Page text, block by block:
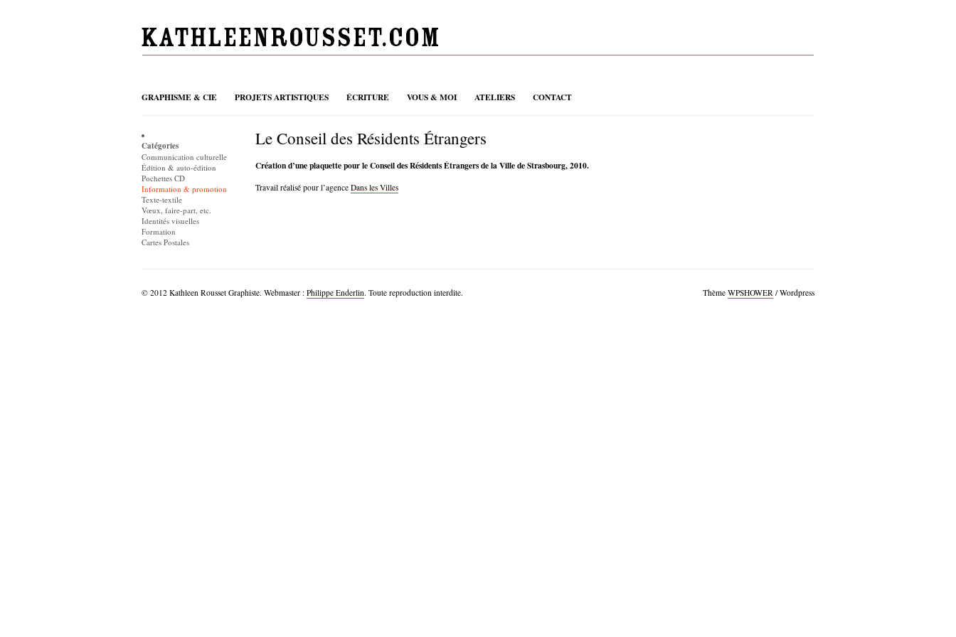
GRAPHISME & CIE PROJETS ARTISTIQUES ÉCRITURE VOUS & MOI ATELIERS CONTACT
Catégories
Communication culturelle
Édition & auto-édition
Pochettes CD
Information & promotion
Texte-textile
Vœux, faire-part, etc.
Identités visuelles
Formation
Cartes Postales
Le Conseil des Résidents Étrangers
Création d’une plaquette pour le Conseil des Résidents Étrangers de la Ville de Strasbourg, 2010.
Travail réalisé pour l’agence Dans les Villes
© 2012 Kathleen Rousset Graphiste. Webmaster : Philippe Enderlin. Toute reproduction interdite. Thème WPSHOWER / Wordpress